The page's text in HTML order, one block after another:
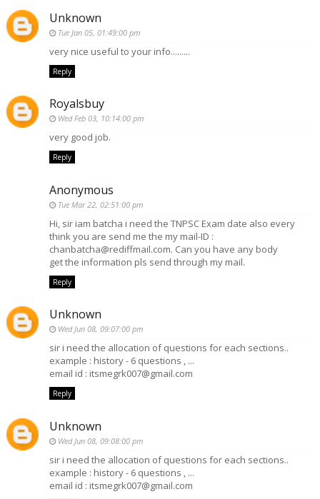
Unknown
Tue Jan 05, 01:49:00 pm
very nice useful to your info.........
Reply
Royalsbuy
Wed Feb 03, 10:14:00 pm
very good job.
Reply
Anonymous
Tue Mar 22, 02:51:00 pm
Hi, sir iam batcha i need the TNPSC Exam date also every
think you are send me the my mail-ID :
chanbatcha@rediffmail.com. Can you have any body
get the information pls send through my mail.
Reply
Unknown
Wed Jun 08, 09:07:00 pm
sir i need the allocation of questions for each sections..
example : history - 6 questions , ...
email id : itsmegrk007@gmail.com
Reply
Unknown
Wed Jun 08, 09:08:00 pm
sir i need the allocation of questions for each sections..
example : history - 6 questions , ...
email id : itsmegrk007@gmail.com